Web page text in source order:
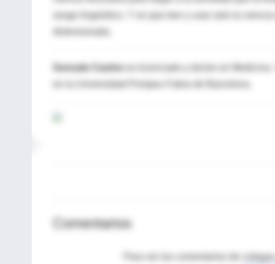
sesgo lingüístico. Y es que leer y usar solo la
Gonzalo Casino
es licenciado y doctor en
en la Universidad Pompeu Fabra de Barcelona.
Comentarios
Para ver los comentarios de